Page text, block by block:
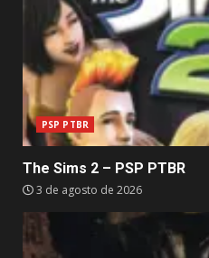
PSP PTBR
The Sims 2 – PSP PTBR
3 de agosto de 2026